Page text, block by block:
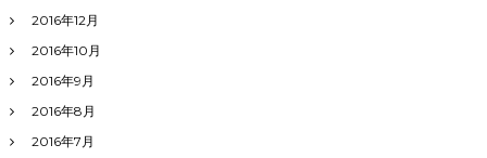
2016年12月
2016年10月
2016年9月
2016年8月
2016年7月